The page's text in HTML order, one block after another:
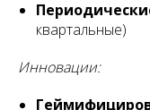
квартальные)
Инновации: